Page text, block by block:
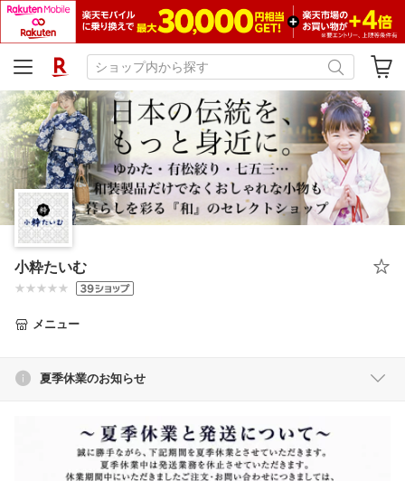
小粋たいむ
メニュー
夏季休業のお知らせ